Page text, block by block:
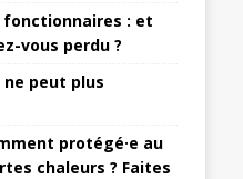
fonctionnaires : et
vous perdu ?
ne peut plus
protégé·e au
chaleurs ? Faites